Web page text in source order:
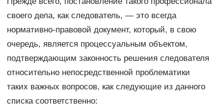
своего дела, как следователь, — это всегда
нормативно-правовой документ, который, в свою
очередь, является процессуальным объектом,
подтверждающим законность решения следователя
относительно непосредственной проблематики
таких важных вопросов, как следующие из данного
списка соответственно: